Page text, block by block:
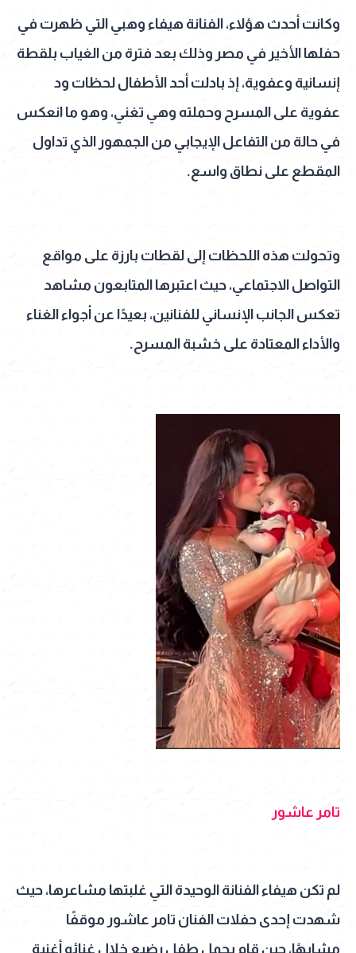
وكانت أحدث هؤلاء، الفنانة هيفاء وهبي التي ظهرت في
حفلها الأخير في مصر وذلك بعد فترة من الغياب بلقطة
إنسانية وعفوية، إذ بادلت أحد الأطفال لحظات ود
عفوية على المسرح وحملته وهي تغني، وهو ما انعكس
في حالة من التفاعل الإيجابي من الجمهور الذي تداول
المقطع على نطاق واسع.
وتحولت هذه اللحظات إلى لقطات بارزة على مواقع
التواصل الاجتماعي، حيث اعتبرها المتابعون مشاهد
تعكس الجانب الإنساني للفنانين، بعيدًا عن أجواء الغناء
والأداء المعتادة على خشبة المسرح.
تامر عاشور
لم تكن هيفاء الفنانة الوحيدة التي غلبتها مشاعرها، حيث
شهدت إحدى حفلات الفنان تامر عاشور موقفًا
مشابهًا، حين قام بحمل طفل رضيع خلال غنائه أغنية